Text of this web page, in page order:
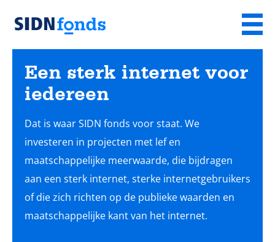
Sla de navigatie over en ga naar de inhoud
SIDN
fonds
Menu
Een sterk internet voor
iedereen
Dat is waar SIDN fonds voor staat. We
investeren in projecten met lef en
maatschappelijke meerwaarde, die bijdragen
aan een sterk internet, sterke internetgebruikers
of die zich richten op de publieke waarden en
maatschappelijke kant van het internet.